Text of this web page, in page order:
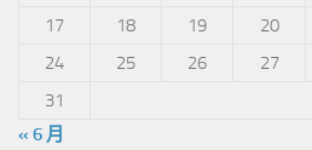
17
18 19 20
24
25 26 27
31
« 6 月